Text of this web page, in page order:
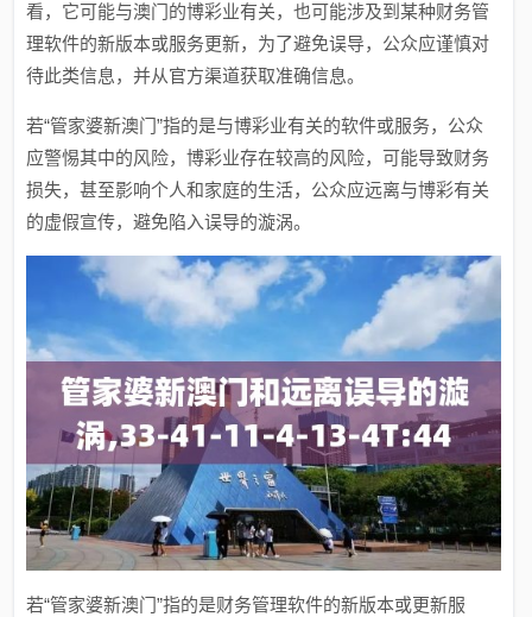
看，它可能与澳门的博彩业有关，也可能涉及到某种财务管
理软件的新版本或服务更新，为了避免误导，公众应谨慎对
待此类信息，并从官方渠道获取准确信息。
若“管家婆新澳门”指的是与博彩业有关的软件或服务，公众
应警惕其中的风险，博彩业存在较高的风险，可能导致财务
损失，甚至影响个人和家庭的生活，公众应远离与博彩有关
的虚假宣传，避免陷入误导的漩涡。
若“管家婆新澳门”指的是财务管理软件的新版本或更新服